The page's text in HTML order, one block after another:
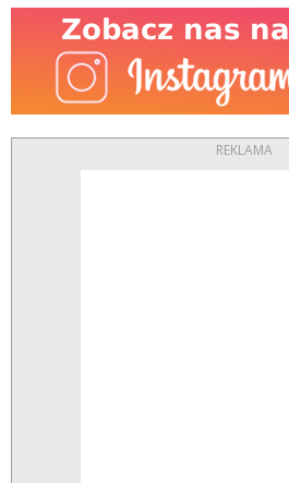
REKLAMA